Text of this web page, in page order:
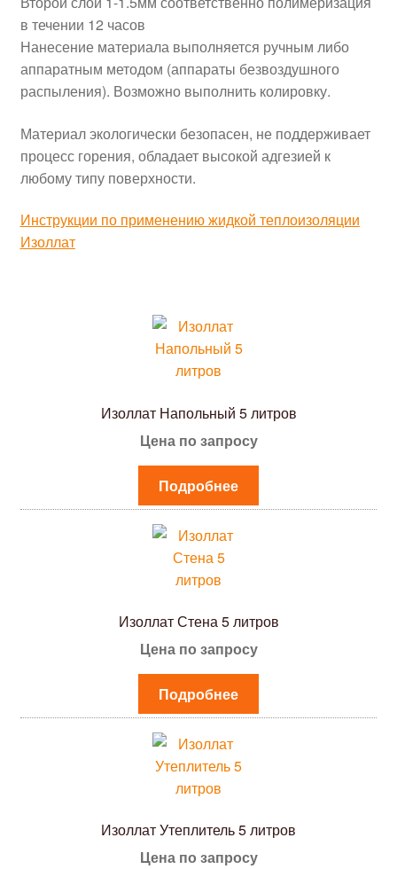
в течении 12 часов
Нанесение материала выполняется ручным либо
аппаратным методом (аппараты безвоздушного
распыления). Возможно выполнить колировку.
Материал экологически безопасен, не поддерживает
процесс горения, обладает высокой адгезией к
любому типу поверхности.
Инструкции по применению жидкой теплоизоляции
Изоллат
Изоллат Напольный 5 литров
Цена по запросу
Подробнее
Изоллат Стена 5 литров
Цена по запросу
Подробнее
Изоллат Утеплитель 5 литров
Цена по запросу